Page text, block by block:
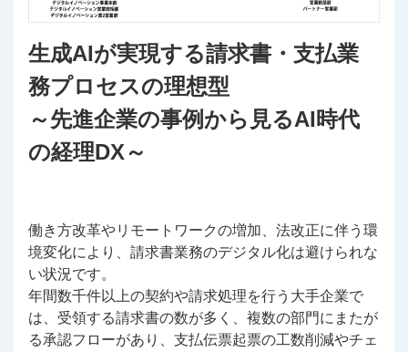
生成AIが実現する請求書・支払業
務プロセスの理想型
～先進企業の事例から見るAI時代
の経理DX～
働き方改革やリモートワークの増加、法改正に伴う環
境変化により、請求書業務のデジタル化は避けられな
い状況です。
年間数千件以上の契約や請求処理を行う大手企業で
は、受領する請求書の数が多く、複数の部門にまたが
る承認フローがあり、支払伝票起票の工数削減やチェ